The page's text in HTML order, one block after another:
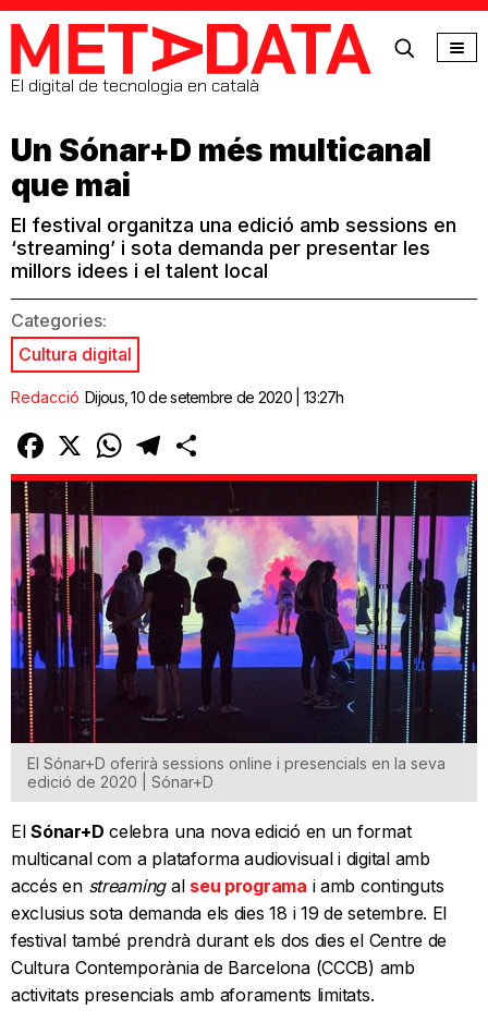
MetaData
El digital de tecnologia en català
Un Sónar+D més multicanal
que mai
El festival organitza una edició amb sessions en
‘streaming’ i sota demanda per presentar les
millors idees i el talent local
Categories:
Cultura digital
Redacció Dijous, 10 de setembre de 2020 | 13:27h
Facebook
X WhatsAppTelegram
El Sónar+D oferirà sessions online i presencials en la seva
edició de 2020 | Sónar+D
ElSónar+D celebra una nova edició en un format
multicanal com a plataforma audiovisual i digital amb
accés en streamingal seu programa i amb continguts
exclusius sota demanda els dies 18 i 19 de setembre. El
festival també prendrà durant els dos dies el Centre de
Cultura Contemporània de Barcelona (CCCB) amb
activitats presencials amb aforaments limitats.